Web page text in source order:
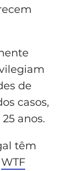
de
casos,
anos.
têm
WTF